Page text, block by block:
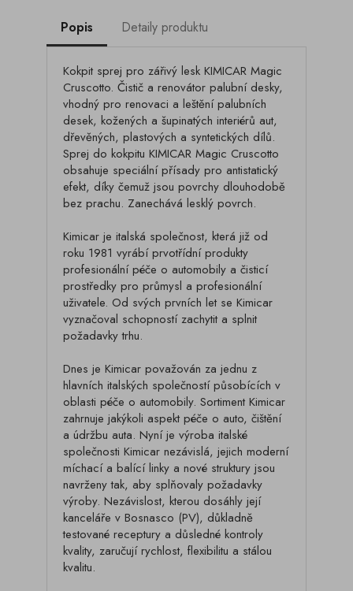
Popis Detaily produktu
Kokpit sprej pro zářivý lesk KIMICAR Magic
Cruscotto. Čistič a renovátor palubní desky,
vhodný pro renovaci a leštění palubních
desek, kožených a šupinatých interiérů aut,
dřevěných, plastových a syntetických dílů.
Sprej do kokpitu KIMICAR Magic Cruscotto
obsahuje speciální přísady pro antistatický
efekt, díky čemuž jsou povrchy dlouhodobě
bez prachu. Zanechává lesklý povrch.
Kimicar je italská společnost, která již od
roku 1981 vyrábí prvotřídní produkty
profesionální péče o automobily a čisticí
prostředky pro průmysl a profesionální
uživatele. Od svých prvních let se Kimicar
vyznačoval schopností zachytit a splnit
požadavky trhu.
Dnes je Kimicar považován za jednu z
hlavních italských společností působících v
oblasti péče o automobily. Sortiment Kimicar
zahrnuje jakýkoli aspekt péče o auto, čištění
a údržbu auta. Nyní je výroba italské
společnosti Kimicar nezávislá, jejich moderní
míchací a balící linky a nové struktury jsou
navrženy tak, aby splňovaly požadavky
výroby. Nezávislost, kterou dosáhly její
kanceláře v Bosnasco (PV), důkladně
testované receptury a důsledné kontroly
kvality, zaručují rychlost, flexibilitu a stálou
kvalitu.